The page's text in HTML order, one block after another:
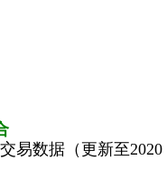
易数据（更新至2020